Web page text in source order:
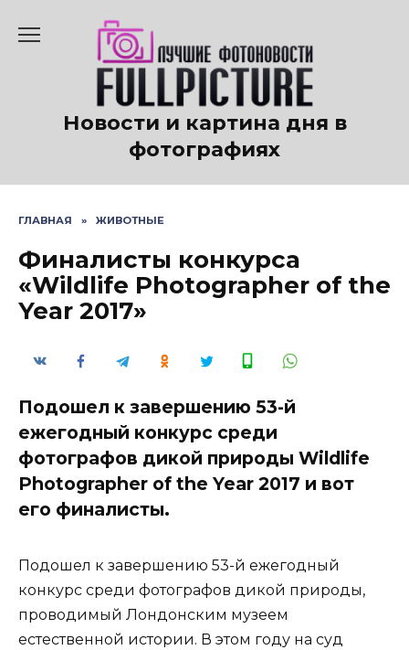
содержанию
Новости и картина дня в
фотографиях
ГЛАВНАЯ » ЖИВОТНЫЕ
Финалисты конкурса
«Wildlife Photographer of the
Year 2017»
Подошел к завершению 53-й
ежегодный конкурс среди
фотографов дикой природы Wildlife
Photographer of the Year 2017 и вот
его финалисты.
Подошел к завершению 53-й ежегодный
конкурс среди фотографов дикой природы,
проводимый Лондонским музеем
естественной истории. В этом году на суд